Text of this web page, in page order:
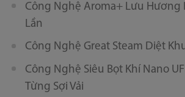
Công Nghệ Aroma+ Lưu Hương
Lần
Công Nghệ Great Steam Diệt
Công Nghệ Siêu Bọt Khí Nano
Từng Sợi Vải